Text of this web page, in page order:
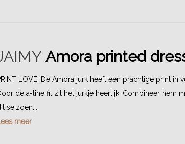
Amora printed
LOVE! De Amora jurk heeft een prachtige print in
de a-line fit zit het jurkje heerlijk. Combineer hem
seizoen....
meer